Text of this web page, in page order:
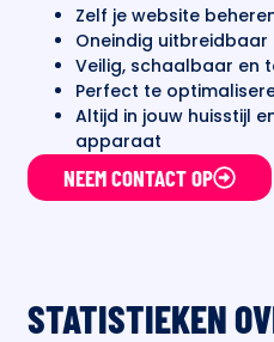
Zelf je website
Oneindig
Veilig, schaalbaar en
Perfect te
Altijd in jouw huisstijl
apparaat
NEEM CONTACT OP
STATISTIEKEN